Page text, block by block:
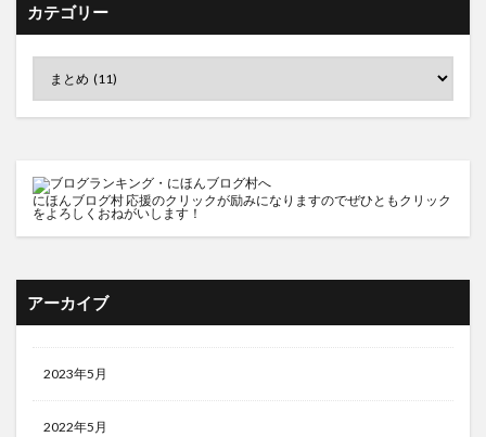
カテゴリー
にほんブログ村 応援のクリックが励みになりますのでぜひともクリック
をよろしくおねがいします！
アーカイブ
2023年5月
2022年5月